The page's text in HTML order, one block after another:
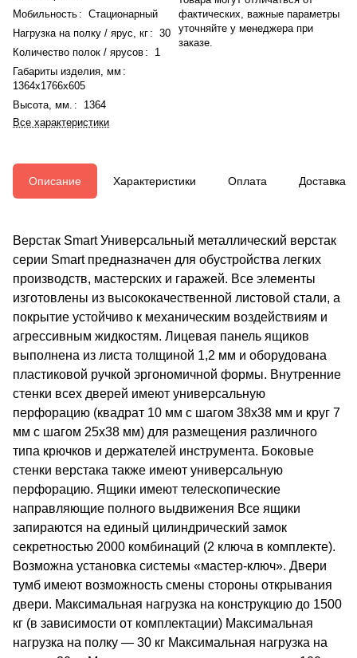
Мобильность : Стационарный
Нагрузка на полку / ярус, кг : 30
Количество полок / ярусов :
1
Габариты изделия, мм :
1364x1766x605
Высота, мм. :
1364
Все характеристики
фактических, важные параметры
уточняйте у менеджера при
заказе.
Описание Характеристики Оплата Доставка
Верстак Smart Универсальный металлический верстак
серии Smart предназначен для обустройства легких
производств, мастерских и гаражей. Все элементы
изготовлены из высококачественной листовой стали, а
покрытие устойчиво к механическим воздействиям и
агрессивным жидкостям. Лицевая панель ящиков
выполнена из листа толщиной 1,2 мм и оборудована
пластиковой ручкой эргономичной формы. Внутренние
стенки всех дверей имеют универсальную
перфорацию (квадрат 10 мм c шагом 38х38 мм и круг 7
мм с шагом 25х38 мм) для размещения различного
типа крючков и держателей инструмента. Боковые
стенки верстака также имеют универсальную
перфорацию. Ящики имеют телескопические
направляющие полного выдвижения Все ящики
запираются на единый цилиндрический замок
секретностью 2000 комбинаций (2 ключа в комплекте).
Возможна установка системы «мастер-ключ». Двери
тумб имеют возможность смены стороны открывания
двери. Максимальная нагрузка на конструкцию до 1500
кг (в зависимости от комплектации) Максимальная
нагрузка на полку — 30 кг Максимальная нагрузка на